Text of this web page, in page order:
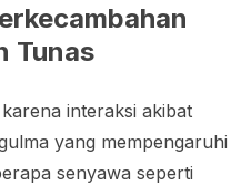
Tunas
interaksi akibat
yang mempengaruhi
senyawa seperti